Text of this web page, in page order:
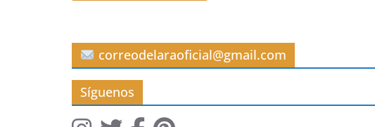
correodelaraoficial@gmail.com
Síguenos